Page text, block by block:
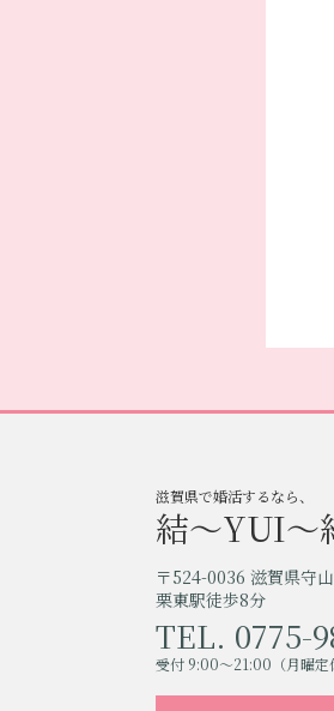
滋賀県で婚活するなら、
結〜YUI〜
〒524-0036 滋賀県守
栗東駅徒歩8分
TEL. 0775-
受付 9:00〜21:00（月曜定